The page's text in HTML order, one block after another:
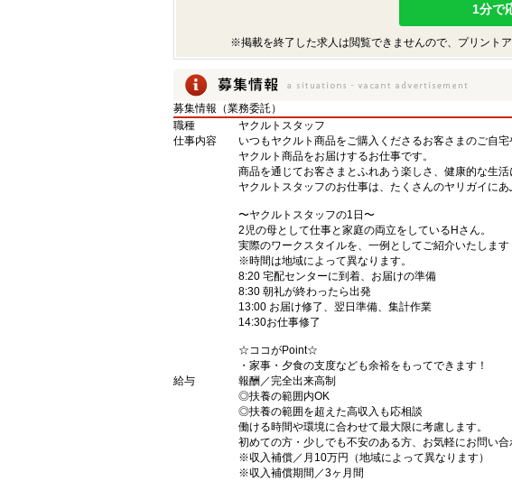
1分で
※掲載を終了した求人は閲覧できませんので、プリントア
募集情報（業務委託）
職種
ヤクルトスタッフ
仕事内容
いつもヤクルト商品をご購入くださるお客さまのご自
ヤクルト商品をお届けするお仕事です。
商品を通じてお客さまとふれあう楽しさ、健康的な生活
ヤクルトスタッフのお仕事は、たくさんのヤリガイにあ
〜ヤクルトスタッフの1日〜
2児の母として仕事と家庭の両立をしているHさん。
実際のワークスタイルを、一例としてご紹介いたします
※時間は地域によって異なります。
8:20 宅配センターに到着、お届けの準備
8:30 朝礼が終わったら出発
13:00 お届け修了、翌日準備、集計作業
14:30お仕事修了
☆ココがPoint☆
・家事・夕食の支度なども余裕をもってできます！
給与
報酬／完全出来高制
◎扶養の範囲内OK
◎扶養の範囲を超えた高収入も応相談
働ける時間や環境に合わせて最大限に考慮します。
初めての方・少しでも不安のある方、お気軽にお問い合
※収入補償／月10万円（地域によって異なります）
※収入補償期間／3ヶ月間